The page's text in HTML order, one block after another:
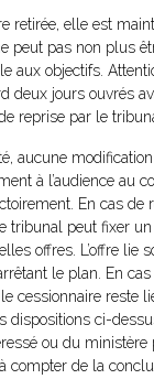
retirée, elle est
peut pas non plus
aux objectifs.
deux jours ouvrés
reprise par le
aucune
à l’audience au
En cas de
tribunal peut fixer
offres. L’offre lie
le plan. En cas
cessionnaire reste
dispositions ci-
ou du ministère
compter de la